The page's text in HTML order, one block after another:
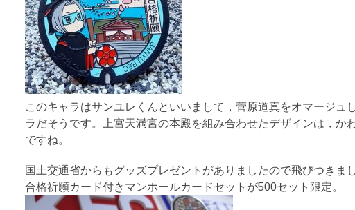
このキャラはサンユレくんといいまして，菅原道真をオマージュ
ラだそうです。上宮天満宮の本殿を組み合わせたデザインは，か
ですね。
国土交通省からもグッズプレゼントがありましたので飛びつきまし
合格祈願カード付きマンホールカードセットが500セット限定。